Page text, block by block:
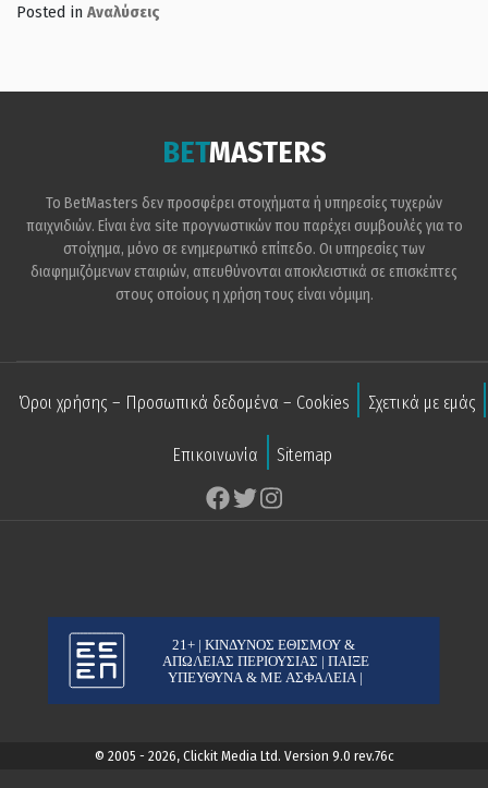
Posted in Αναλύσεις
BETMASTERS
Το BetMasters δεν προσφέρει στοιχήματα ή υπηρεσίες τυχερών
παιχνιδιών. Είναι ένα site προγνωστικών που παρέχει συμβουλές για το
στοίχημα, μόνο σε ενημερωτικό επίπεδο. Οι υπηρεσίες των
διαφημιζόμενων εταιριών, απευθύνονται αποκλειστικά σε επισκέπτες
στους οποίους η χρήση τους είναι νόμιμη.
Όροι χρήσης – Προσωπικά δεδομένα – Cookies Σχετικά με εμάς
Επικοινωνία Sitemap
© 2005 - 2026, Clickit Media Ltd. Version 9.0 rev.76c